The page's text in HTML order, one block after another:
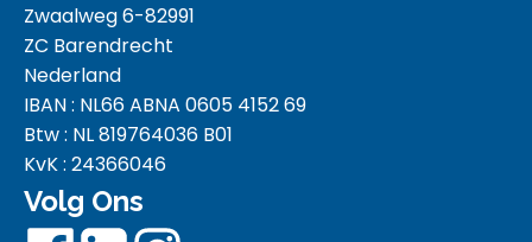
Zwaalweg 6-82991
ZC Barendrecht
Nederland
IBAN : NL66 ABNA 0605 4152 69
Btw : NL 819764036 B01
KvK : 24366046
Volg Ons